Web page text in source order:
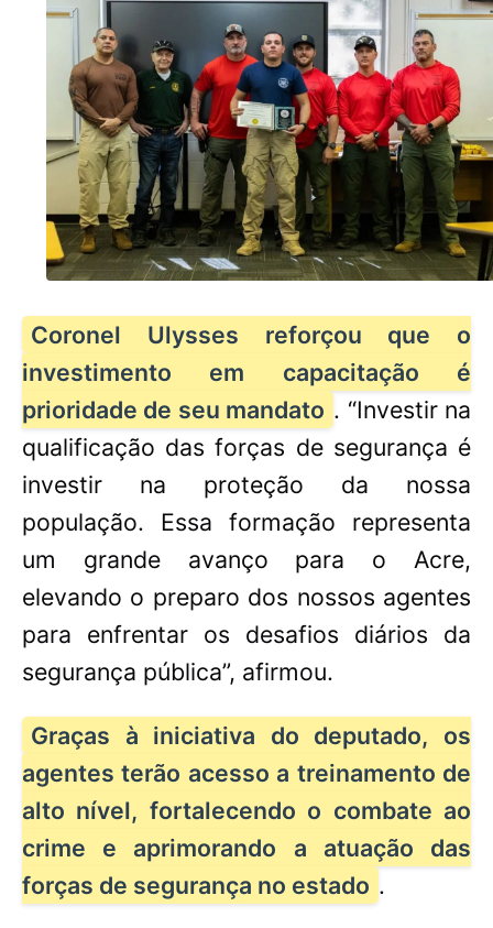
Coronel Ulysses reforçou que o
investimento em capacitação é
prioridade de seu mandato . “Investir na
qualificação das forças de segurança é
investir na proteção da nossa
população. Essa formação representa
um grande avanço para o Acre,
elevando o preparo dos nossos agentes
para enfrentar os desafios diários da
segurança pública”, afirmou.
Graças à iniciativa do deputado, os
agentes terão acesso a treinamento de
alto nível, fortalecendo o combate ao
crime e aprimorando a atuação das
forças de segurança no estado .